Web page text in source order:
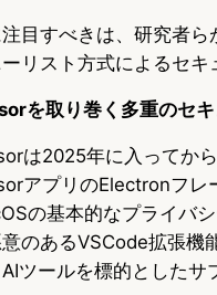
目すべきは、研究者ら
リスト方式によるセキ
を取り巻く多重のセ
は2025年に入ってか
アプリのElectronフレ
の基本的なプライバ
のあるVSCode拡張機
AIツールを標的としたサ